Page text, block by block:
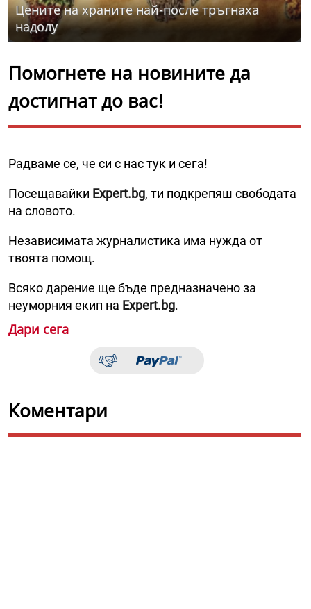
Цените на храните най-после тръгнаха
надолу
Помогнете на новините да
достигнат до вас!
Радваме се, че си с нас тук и сега!
Посещавайки Expert.bg, ти подкрепяш свободата
на словото.
Независимата журналистика има нужда от
твоята помощ.
Всяко дарение ще бъде предназначено за
неуморния екип на Expert.bg.
Дари сега
Коментари